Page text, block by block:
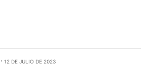
12 DE JULIO DE 2023